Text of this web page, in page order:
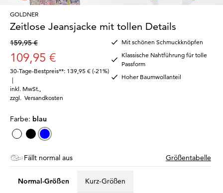
GOLDNER
Zeitlose Jeansjacke mit tollen Details
159,95 €
109,95 €
30-Tage-Bestpreis**: 139,95 € (-21%)
|
inkl. MwSt.
zzgl. Versandkosten
Mit schönen Schmuckknöpfen
Klassische Nahtführung für tolle
Passform
Hoher Baumwollanteil
Farbe: blau
Fällt normal aus Größentabelle
Normal-Größen Kurz-Größen